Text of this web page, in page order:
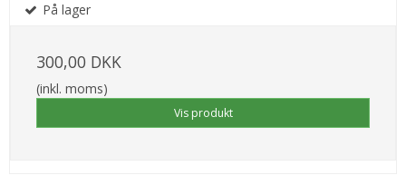
På lager
300,00 DKK
(inkl. moms)
Vis produkt